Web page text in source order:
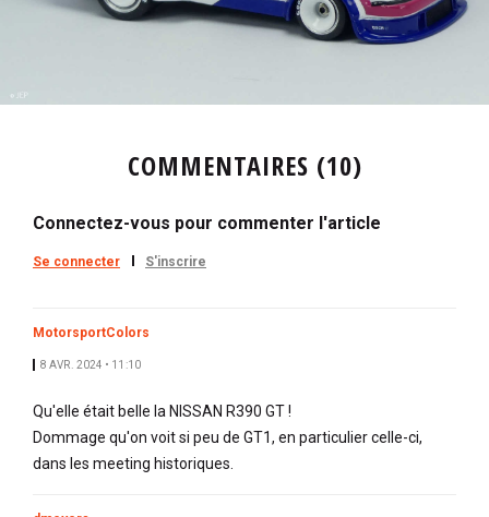
COMMENTAIRES (10)
Connectez-vous pour commenter l'article
Se connecter S'inscrire
MotorsportColors
8 AVR. 2024 • 11:10
Qu'elle était belle la NISSAN R390 GT !
Dommage qu'on voit si peu de GT1, en particulier celle-ci,
dans les meeting historiques.